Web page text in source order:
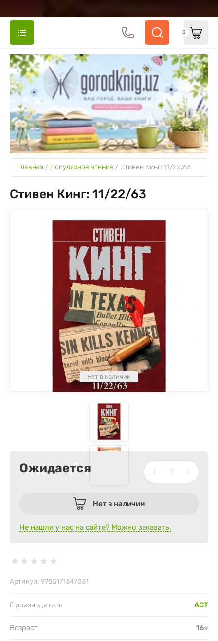
0
Главная / Популярное чтение / Стивен Кинг: 11/22/63
Стивен Кинг: 11/22/63
Нет в наличии
Ожидается
Нет в наличии
Не нашли у нас на сайте? Можно заказать.
Артикул: 9785171347031
Производитель АСТ
Возраст 16+